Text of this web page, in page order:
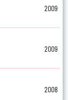
2009
2009
2008